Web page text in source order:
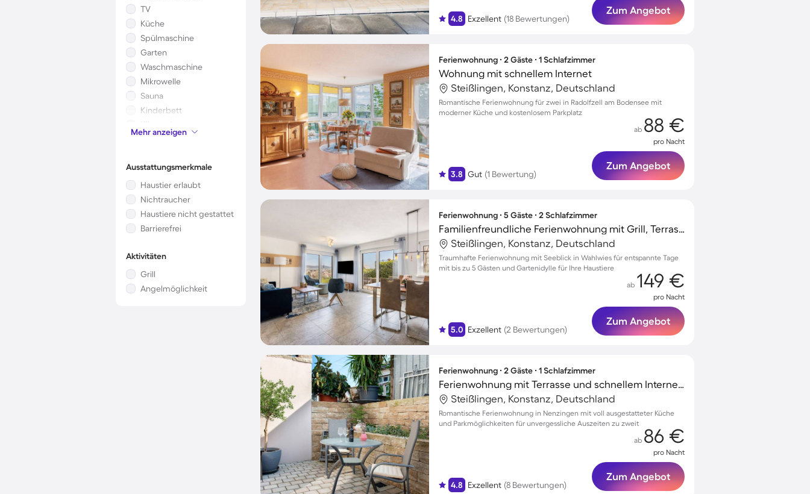
TV
Küche
Spülmaschine
Garten
Waschmaschine
Mikrowelle
Sauna
Kinderbett
Klimaanlage
Kamin/Ofen
Mehr anzeigen
Ausstattungsmerkmale
Haustier erlaubt
Nichtraucher
Haustiere nicht gestattet
Barrierefrei
Aktivitäten
Grill
Angelmöglichkeit
4.8 Exzellent (18 Bewertungen)
Zum Angebot
Ferienwohnung ∙ 2 Gäste ∙ 1 Schlafzimmer
Wohnung mit schnellem Internet
Steißlingen, Konstanz, Deutschland
Romantische Ferienwohnung für zwei in Radolfzell am Bodensee mit
moderner Küche und kostenlosem Parkplatz
3.8 Gut (1 Bewertung)
ab 88 €
pro Nacht
Zum Angebot
Ferienwohnung ∙ 5 Gäste ∙ 2 Schlafzimmer
Familienfreundliche Ferienwohnung mit Grill, Terrasse und Garten | Gartenblick | Hunde erlaubt
Steißlingen, Konstanz, Deutschland
Traumhafte Ferienwohnung mit Seeblick in Wahlwies für entspannte Tage
mit bis zu 5 Gästen und Gartenidylle für Ihre Haustiere
5.0 Exzellent (2 Bewertungen)
ab 149 €
pro Nacht
Zum Angebot
Ferienwohnung ∙ 2 Gäste ∙ 1 Schlafzimmer
Ferienwohnung mit Terrasse und schnellem Internet | Gartenblick
Steißlingen, Konstanz, Deutschland
Romantische Ferienwohnung in Nenzingen mit voll ausgestatteter Küche
und Parkmöglichkeiten für unvergessliche Auszeiten zu zweit
4.8 Exzellent (8 Bewertungen)
ab 86 €
pro Nacht
Zum Angebot